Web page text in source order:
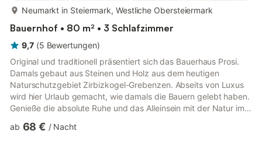
mehr...
Neumarkt in Steiermark, Westliche Obersteiermark
Bauernhof • 80 m² • 3 Schlafzimmer
9,7 (5 Bewertungen)
Original und traditionell präsentiert sich das Bauerhaus Prosi.
Damals gebaut aus Steinen und Holz aus dem heutigen
Naturschutzgebiet Zirbizkogel-Grebenzen. Abseits von Luxus
wird hier Urlaub gemacht, wie damals die Bauern gelebt haben.
Genieße die absolute Ruhe und das Alleinsein mit der Natur im
Tisch mit einer Panoramaaussicht über das Murtal. Hier beginnt
ab 68 € / Nacht